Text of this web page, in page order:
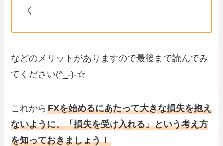
く
などのメリットがありますので最後まで読んでみ
てください(^_-)-☆
これからFXを始めるにあたって大きな損失を抱え
ないように、「損失を受け入れる」という考え方
を知っておきましょう！